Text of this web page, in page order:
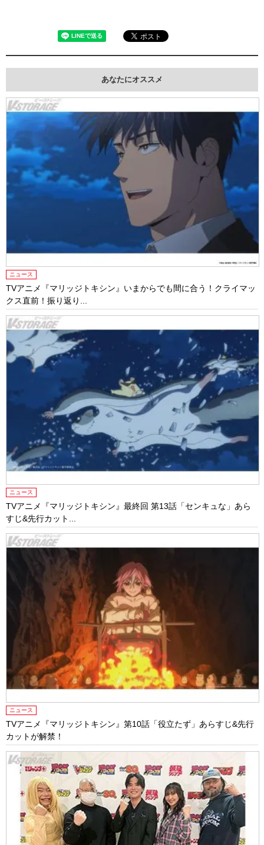
あなたにオススメ
ニュース
TVアニメ『マリッジトキシン』いまからでも間に合う！クライマッ
クス直前！振り返り...
ニュース
TVアニメ『マリッジトキシン』最終回 第13話「センキュな」あら
すじ&先行カット...
ニュース
TVアニメ『マリッジトキシン』第10話「役⽴たず」あらすじ&先行
カットが解禁！